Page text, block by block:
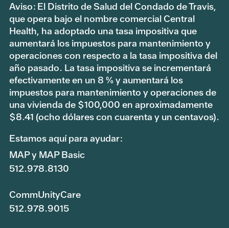
Aviso: El Distrito de Salud del Condado de Travis,
que opera bajo el nombre comercial Central
Health, ha adoptado una tasa impositiva que
aumentará los impuestos para mantenimiento y
operaciones con respecto a la tasa impositiva del
año pasado. La tasa impositiva se incrementará
efectivamente en un 8 % y aumentará los
impuestos para mantenimiento y operaciones de
una vivienda de $100,000 en aproximadamente
$8.41 (ocho dólares con cuarenta y un centavos).
Estamos aquí para ayudar:
MAP y MAP Basic
512.978.8130
CommUnityCare
512.978.9015